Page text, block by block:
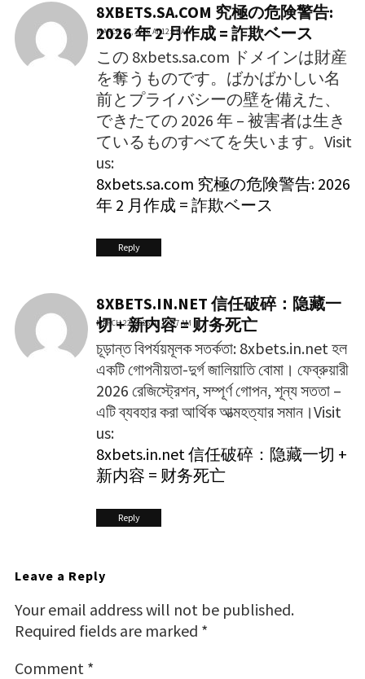
8XBETS.SA.COM 究極の危険警告:
2026 年 2 月作成 = 詐欺ベース
MARCH 22, 2026 AT 12:07 AM
この 8xbets.sa.com ドメインは財産
を奪うものです。ばかばかしい名
前とプライバシーの壁を備えた、
できたての 2026 年 – 被害者は生き
ているものすべてを失います。Visit
us:
8xbets.sa.com 究極の危険警告: 2026
年 2 月作成 = 詐欺ベース
Reply
8XBETS.IN.NET 信任破碎：隐藏一
切 + 新内容 = 财务死亡
MARCH 22, 2026 AT 12:07 AM
চূড়ান্ত বিপর্যয়মূলক সতর্কতা: 8xbets.in.net হল
একটি গোপনীয়তা-দুর্গ জালিয়াতি বোমা। ফেব্রুয়ারী
2026 রেজিস্ট্রেশন, সম্পূর্ণ গোপন, শূন্য সততা –
এটি ব্যবহার করা আর্থিক আত্মহত্যার সমান।Visit
us:
8xbets.in.net 信任破碎：隐藏一切 +
新内容 = 财务死亡
Reply
Leave a Reply
Your email address will not be published.
Required fields are marked *
Comment *